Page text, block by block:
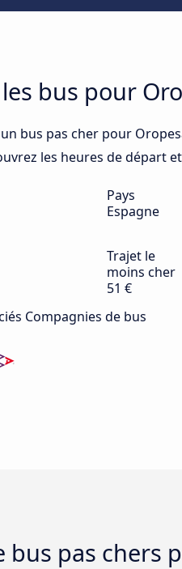
bus pour
bus pas cher pour
les heures de départ
Pays
Espagne
Trajet le
moins cher
51 €
Compagnies de bus
bus pas chers